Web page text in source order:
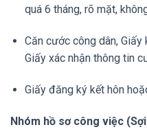
quá 6 tháng, rõ mặt,
Căn cước công dân, Giấy
Giấy xác nhận thông tin
Giấy đăng ký kết hôn
Nhóm hồ sơ công việc